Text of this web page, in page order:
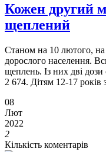
Кожен другий
щеплений
Станом на 10 лютого,
дорослого населення.
щеплень. Із них дві
2 674. Дітям 12-17 років
08
Лют
2022
2
Кількість коментарів